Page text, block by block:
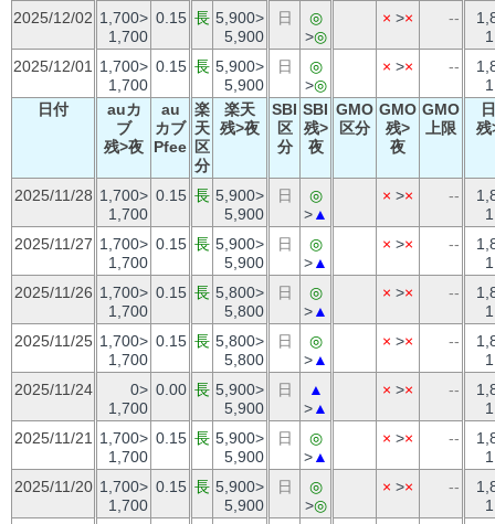
2025/12/02 1,700>
1,700
0.15 長 5,900>
5,900
日
◎
>◎
× >× --
2025/12/01
1,700>
1,700
0.15 長 5,900>
5,900
日
◎
>◎
× >× --
日付
auカ
ブ
残>夜
au
カブ
Pfee
楽
天
区
分
楽天
残>夜
SBI
区
分
SBI
残>
夜
GMO
区分
GMO
残>
夜
GMO
上限
残
2025/11/28 1,700>
1,700
0.15 長 5,900>
5,900
日
◎
>▲
× >× --
2025/11/27 1,700>
1,700
0.15 長 5,900>
5,900
日
◎
>▲
× >× --
2025/11/26 1,700>
1,700
0.15 長 5,800>
5,800
日
◎
>▲
× >× --
2025/11/25 1,700>
1,700
0.15 長 5,800>
5,800
日
◎
>▲
× >× --
2025/11/24
0>
1,700
0.00 長 5,900>
5,900
日
▲
>▲
× >× --
2025/11/21
1,700>
1,700
0.15 長 5,900>
5,900
日
◎
>▲
× >× --
2025/11/20 1,700>
1,700
0.15 長 5,900>
5,900
日
◎
>◎
× >× --